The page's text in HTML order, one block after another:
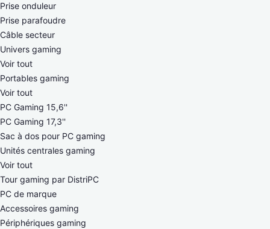
Prise onduleur
Prise parafoudre
Câble secteur
Univers gaming
Voir tout
Portables gaming
Voir tout
PC Gaming 15,6''
PC Gaming 17,3''
Sac à dos pour PC gaming
Unités centrales gaming
Voir tout
Tour gaming par DistriPC
PC de marque
Accessoires gaming
Périphériques gaming